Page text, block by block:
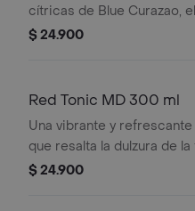
cítricas de Blue Curazao,
limón, la frescura herbal de
$ 24.900
Red Tonic MD 300 ml
Una vibrante y
que resalta la dulzura de la
equilibrada con el toque
$ 24.900